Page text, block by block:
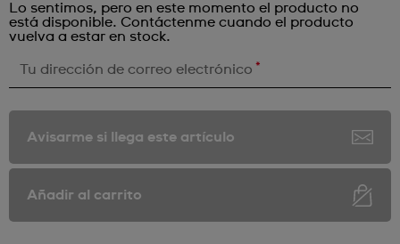
Lo sentimos, pero en este momento el producto no
está disponible. Contáctenme cuando el producto
vuelva a estar en stock.
Tu dirección de correo electrónico *
Avisarme si llega este artículo
Añadir al carrito